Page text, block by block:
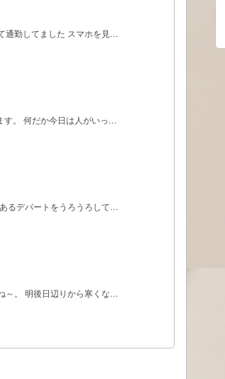
通勤してました スマホを見…
す。 何だか今日は人がいっ…
るデパートをうろうろして…
～。 明後日辺りから寒くな…